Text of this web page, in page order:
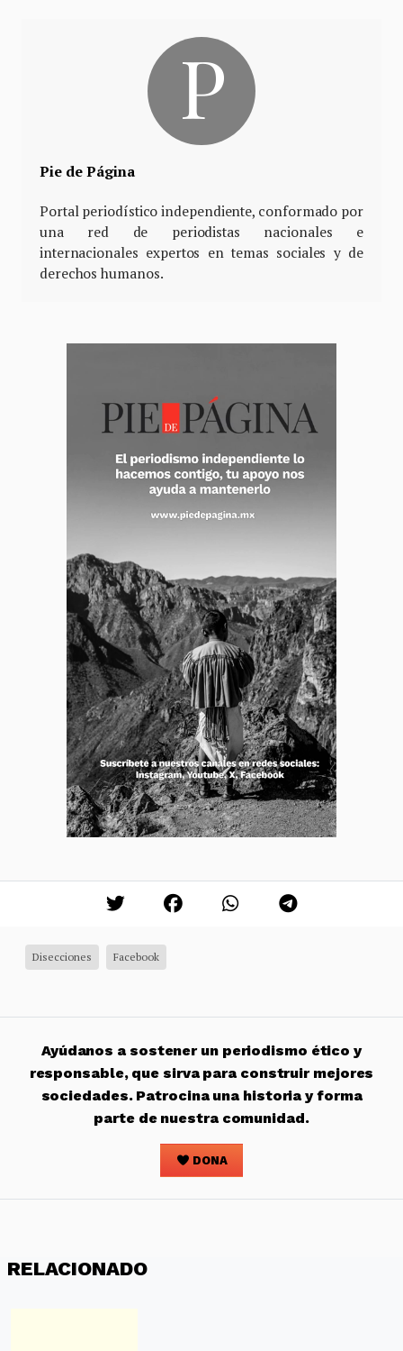
Pie de Página
Portal periodístico independiente, conformado por
una red de periodistas nacionales e
internacionales expertos en temas sociales y de
derechos humanos.
Disecciones Facebook
Ayúdanos a sostener un periodismo ético y
responsable, que sirva para construir mejores
sociedades. Patrocina una historia y forma
parte de nuestra comunidad.
DONA
RELACIONADO